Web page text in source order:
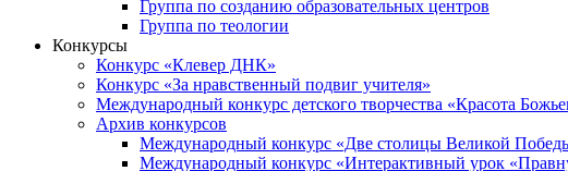
Группа по созданию образовательных центров
Группа по теологии
Конкурсы
Конкурс «Клевер ДНК»
Конкурс «За нравственный подвиг учителя»
Международный конкурс детского творчества «Красота
Архив конкурсов
Международный конкурс «Две столицы Великой
Международный конкурс «Интерактивный урок